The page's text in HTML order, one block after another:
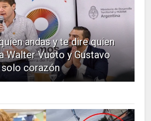
andas y te dire quien
Walter Vuoto y Gustavo
solo corazón